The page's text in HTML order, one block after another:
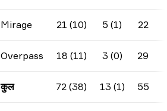
Mirage 21 (10) 5 (1) 22
Overpass 18 (11) 3 (0) 29
कुल 72 (38) 13 (1) 55